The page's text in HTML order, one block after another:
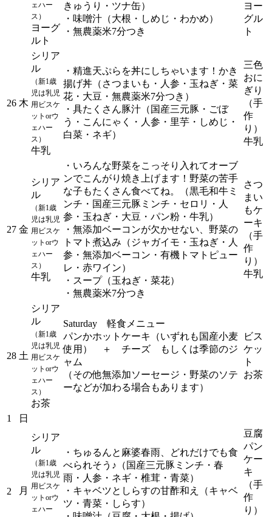
ェハー
ス）
ヨーグ
ルト
きゅうり・ツナ缶）
・味噌汁（大根・しめじ・わかめ）
・無農薬米7分つき
ヨー
グル
ト
26 木
シリア
ル
（新1歳
児は乳児
用ビスケ
ットorウ
ェハー
ス）
牛乳
・精進天ぷらを丼にしちゃいます！かき
揚げ丼（さつまいも・人参・玉ねぎ・菜
花・大豆・無農薬米7分つき）
・具たくさん豚汁（国産三元豚・ごぼ
う・こんにゃく・人参・里芋・しめじ・
白菜・ネギ）
三色
おに
ぎり
（手
作
り）
牛乳
27 金
シリア
ル
（新1歳
児は乳児
用ビスケ
ットorウ
ェハー
ス）
牛乳
・いろんな野菜をこっそり入れてオーブ
ンでこんがり焼き上げます！野菜の苦手
な子もたくさん食べてね。（黒毛和牛ミ
ンチ・国産三元豚ミンチ・セロリ・人
参・玉ねぎ・大豆・パン粉・牛乳）
・無添加ベーコンが欠かせない、野菜の
トマト煮込み（ジャガイモ・玉ねぎ・人
参・無添加ベーコン・有機トマトピュー
レ・赤ワイン）
・スープ（玉ねぎ・菜花）
・無農薬米7分つき
さつ
まい
もケ
ーキ
（手
作
り）
牛乳
28 土
シリア
ル
（新1歳
児は乳児
用ビスケ
ットorウ
ェハー
ス）
お茶
Saturday 軽食メニュー
パンかホットケーキ（いずれも国産小麦
使用） ＋ チーズ もしくは季節のジ
ャム
（その他無添加ソーセージ・野菜のソテ
ーなどが加わる場合もあります）
ビス
ケッ
ト
お茶
1 日
2 月
シリア
ル
（新1歳
児は乳児
用ビスケ
ットorウ
ェハー
・ちゅるんと麻婆春雨、どれだけでも食
べられそう♪（国産三元豚ミンチ・春
雨・人参・ネギ・椎茸・青菜）
・キャベツとしらすの甘酢和え（キャベ
ツ・青菜・しらす）
豆腐
パン
ケー
キ
（手
作
り）